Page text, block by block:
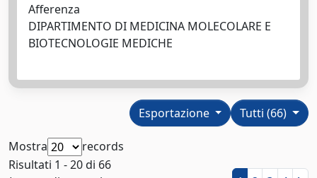
Afferenza
DIPARTIMENTO DI MEDICINA MOLECOLARE E
BIOTECNOLOGIE MEDICHE
Tutti (66)
Esportazione
Mostra
records
Risultati 1 - 20 di 66